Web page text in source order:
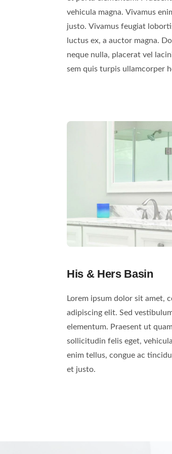
vehicula magna. Vivamus
justo. Vivamus feugiat
luctus ex, a auctor magna.
neque nulla, placerat vel
sem quis turpis ullamcorper
Vestibulum ac
luctus volutpat, ante ipsum
tortor. Vestibulum ante
His & Hers Basin
Lorem ipsum dolor sit amet,
adipiscing elit. Sed
elementum. Praesent ut
sollicitudin felis eget,
enim tellus, congue ac
et justo.